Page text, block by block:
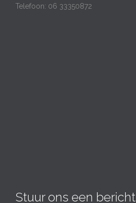
Telefoon: 06 33350872
Stuur ons een bericht